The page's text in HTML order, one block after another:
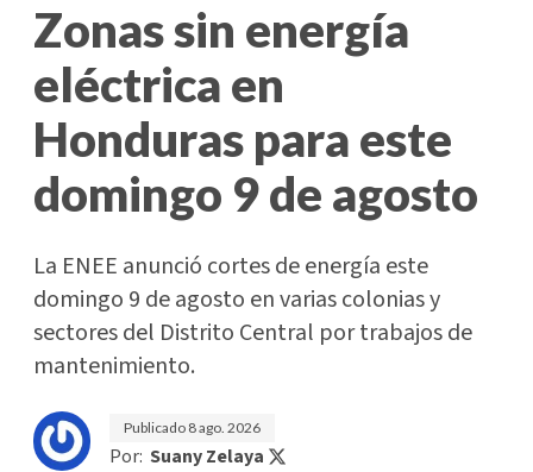
Zonas sin energía
eléctrica en
Honduras para este
domingo 9 de agosto
La ENEE anunció cortes de energía este
domingo 9 de agosto en varias colonias y
sectores del Distrito Central por trabajos de
mantenimiento.
Publicado 8 ago. 2026
Por: Suany Zelaya